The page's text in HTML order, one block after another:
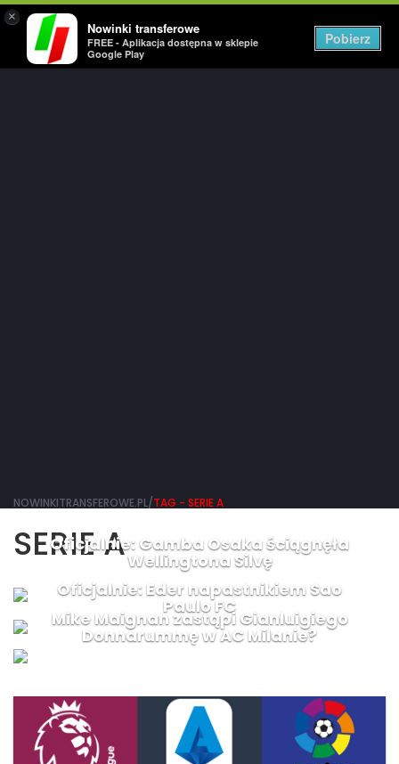
×
Nowinki transferowe
FREE - Aplikacja dostępna w sklepie
Google Play
Pobierz
NOWINKITRANSFEROWE.PL/TAG - SERIE A
SERIE A
Oficjalnie: Gamba Osaka ściągnęła
Wellingtona Silvę
Oficjalnie: Eder napastnikiem Sao
Paulo FC
Mike Maignan zastąpi Gianluigiego
Donnarummę w AC Milanie?